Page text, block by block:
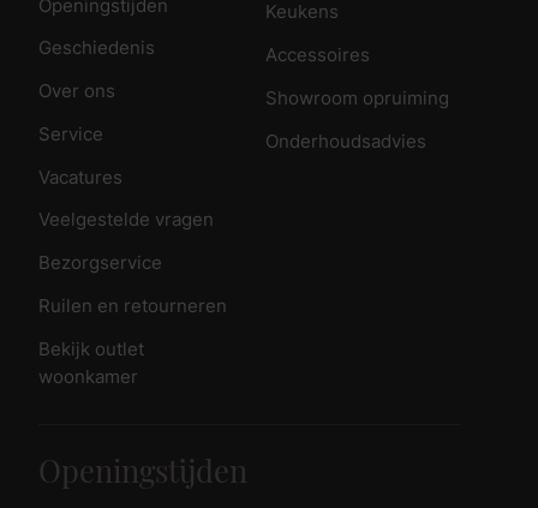
Openingstijden
Geschiedenis
Over ons
Service
Vacatures
Veelgestelde vragen
Bezorgservice
Ruilen en retourneren
Bekijk outlet
woonkamer
Keukens
Accessoires
Showroom opruiming
Onderhoudsadvies
Openingstijden